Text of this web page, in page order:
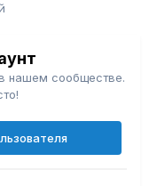
нашем сообществе.